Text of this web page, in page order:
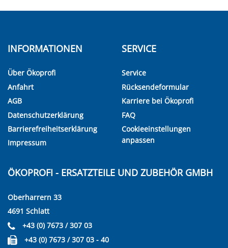
INFORMATIONEN
Über Ökoprofi
Anfahrt
AGB
Datenschutzerklärung
Barrierefreiheitserklärung
Impressum
SERVICE
Service
Rücksendeformular
Karriere bei Ökoprofi
FAQ
Cookieeinstellungen
anpassen
ÖKOPROFI - ERSATZTEILE UND ZUBEHÖR GMBH
Oberharrern 33
4691 Schlatt
+43 (0) 7673 / 307 03
+43 (0) 7673 / 307 03 - 40